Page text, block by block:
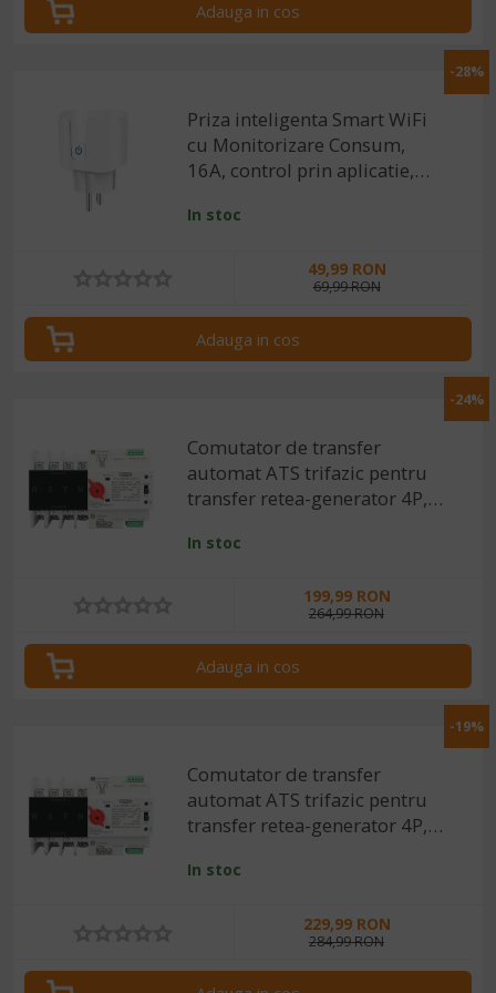
Adauga in cos
-28%
Priza inteligenta Smart WiFi
cu Monitorizare Consum,
16A, control prin aplicatie,
SmartLife
In stoc
49,99 RON
69,99 RON
Adauga in cos
-24%
Comutator de transfer
automat ATS trifazic pentru
transfer retea-generator 4P,
In stoc
199,99 RON
264,99 RON
Adauga in cos
-19%
Comutator de transfer
automat ATS trifazic pentru
transfer retea-generator 4P,
In stoc
229,99 RON
284,99 RON